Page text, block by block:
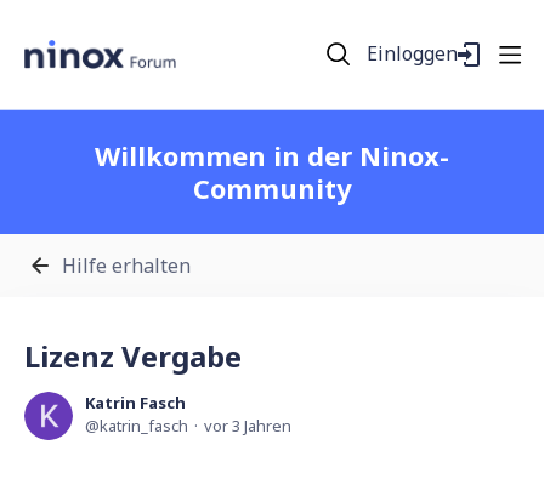
Einloggen
Willkommen in der Ninox-
Community
Hilfe erhalten
Lizenz Vergabe
Katrin Fasch
katrin_fasch
vor 3 Jahren